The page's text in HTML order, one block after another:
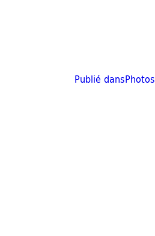
Publié dansPhotos